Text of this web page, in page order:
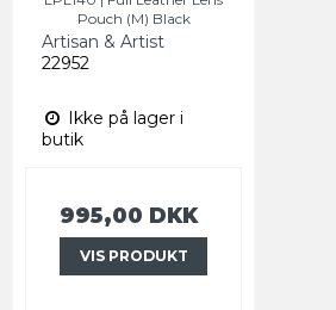
Pouch (M) Black
Artisan & Artist
22952
Ikke på lager i
butik
995,00 DKK
VIS PRODUKT